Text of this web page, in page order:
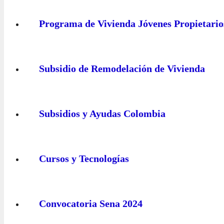
Programa de Vivienda Jóvenes
Subsidio de Remodelación de Vivienda
Subsidios y Ayudas Colombia
Cursos y Tecnologías
Convocatoria Sena 2024